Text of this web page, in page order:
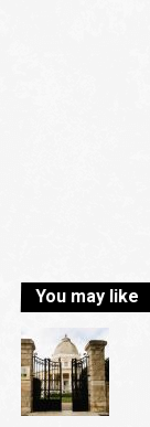
You may like